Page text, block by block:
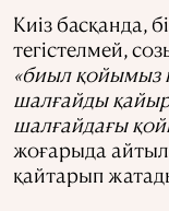
Киіз басқанда,
тегістелмей,
«биыл қойымыз
шалғайды
шалғайдағы
жоғарыда
қайтарып